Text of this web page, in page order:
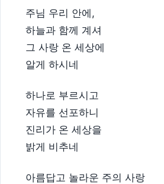
주님 우리 안에,
하늘과 함께 계셔
그 사랑 온 세상에
알게 하시네
하나로 부르시고
자유를 선포하니
진리가 온 세상을
밝게 비추네
아름답고 놀라운 주의 사랑